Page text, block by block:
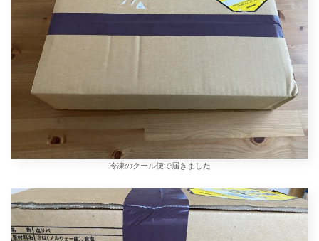
冷凍のクール便で届きました